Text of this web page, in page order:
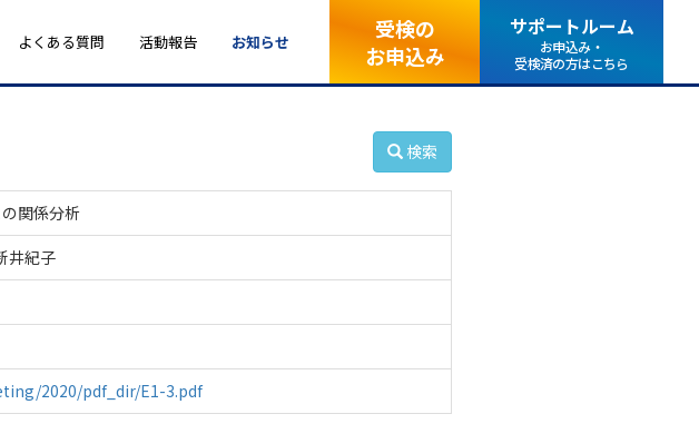
よくある質問 活動報告 お知らせ
受検の
お申込み
サポートルーム
お申込み・
受検済の方はこちら
検索
関係分析
井紀子
2020/pdf_dir/E1-3.pdf